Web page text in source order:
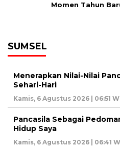
Momen Tahun
SUMSEL
Menerapkan Nilai-Nilai
Sehari-Hari
Kamis, 6 Agustus 2026 | 06:51
Pancasila Sebagai
Hidup Saya
Kamis, 6 Agustus 2026 | 06:41